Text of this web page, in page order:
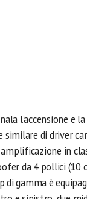
l’accensione e
di driver
in
da 4 pollici (10
gamma è